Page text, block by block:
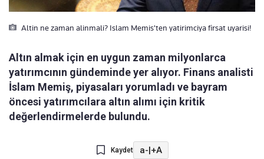
Altin ne zaman alinmali? Islam Memis'ten yatirimciya firsat uyarisi!
Altın almak için en uygun zaman milyonlarca
yatırımcının gündeminde yer alıyor. Finans analisti
İslam Memiş, piyasaları yorumladı ve bayram
öncesi yatırımcılara altın alımı için kritik
değerlendirmelerde bulundu.
Kaydet a-|+A